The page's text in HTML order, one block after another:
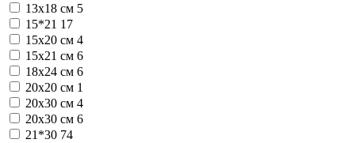
13х18 см 5
15*21 17
15x20 см 4
15x21 см 6
18х24 см 6
20x20 см 1
20x30 см 4
20х30 см 6
21*30 74